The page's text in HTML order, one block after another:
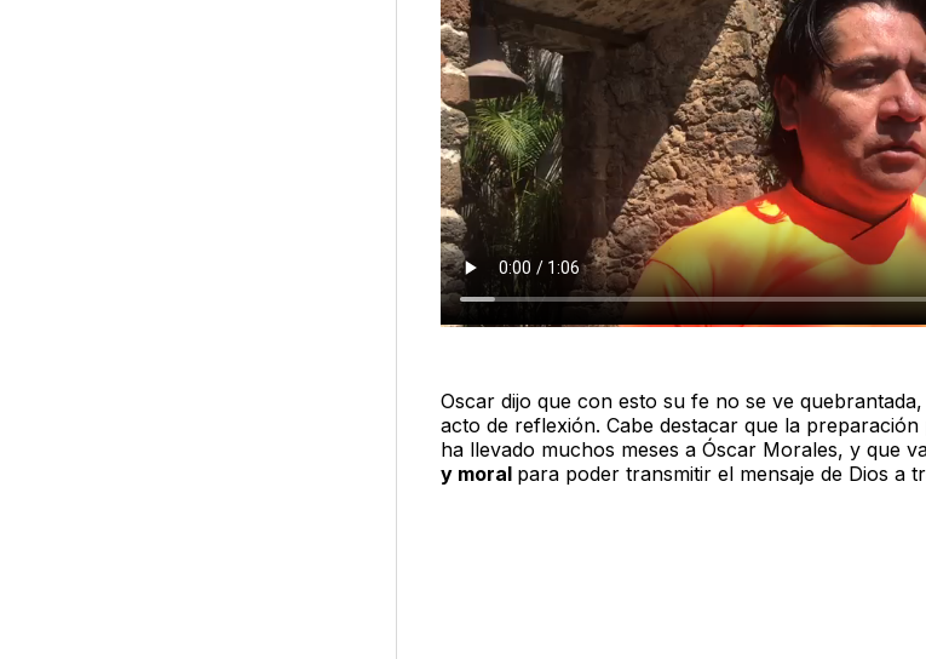
Oscar dijo que con esto su fe no se ve
acto de reflexión. Cabe destacar que la
ha llevado muchos meses a Óscar Morales, y que
y moral para poder transmitir el mensaje de Dios a